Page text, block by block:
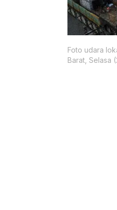
Foto udara
Barat, Selasa